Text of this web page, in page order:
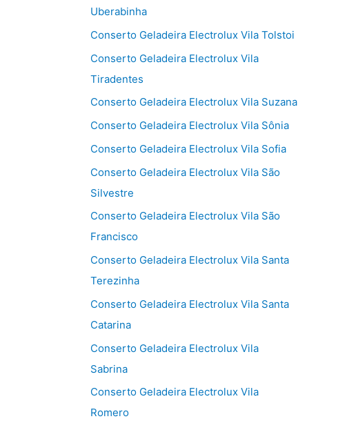
Uberabinha
Conserto Geladeira Electrolux Vila Tolstoi
Conserto Geladeira Electrolux Vila
Tiradentes
Conserto Geladeira Electrolux Vila Suzana
Conserto Geladeira Electrolux Vila Sônia
Conserto Geladeira Electrolux Vila Sofia
Conserto Geladeira Electrolux Vila São
Silvestre
Conserto Geladeira Electrolux Vila São
Francisco
Conserto Geladeira Electrolux Vila Santa
Terezinha
Conserto Geladeira Electrolux Vila Santa
Catarina
Conserto Geladeira Electrolux Vila
Sabrina
Conserto Geladeira Electrolux Vila
Romero